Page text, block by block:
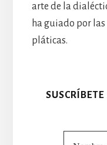
arte de la
ha guiado por
pláticas.